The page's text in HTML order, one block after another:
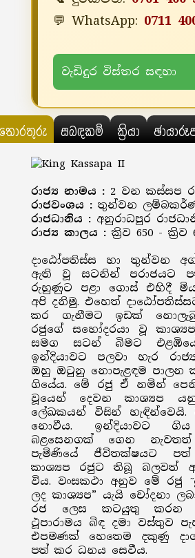
💬 WhatsApp: 0711
වැඩිදුර විස්තර සඳහා
සබඳකම් ක්‍රියා
රාජ්‍ය නාමය : 2 වන කස්සප
රාජවංශය : තුන්වන
රාජධානිය : අනුරාධපුර
රාජ්‍ය කාලය : ක්‍රිව 650 - ක්‍රිව
දාඨෝපතිස්ස හා තුන්වන
ඇති වූ සටනින් පරාජයට
රුහුණුට පළා ගොස් එහිදී
අපි දනිමු. එහෙත්
කර ගැනීමට ඉඩක්
රජුගේ සහෝදරයා වූ
සමග සටන් බිමට එළඹියේ
ඉන්දියාවට පලවා හැර
ඔහු ඔටුනු නොපැළඳම පාලන
ගියේය. මේ රජු ඒ නමින් පෙනී
වූයෙන් දෙවන කාශ්‍යප
ලේඛකයන් විසින් හැඳින්වෙයි.
නොවීය. ඉන්දියාවට ගිය
බළසෙනගක් ගෙන
පැමිණියේ ජීවිතක්ෂයට
කාශ්‍යප රජුට තිබූ බලවත්
විය. වංසකථා අනුව මේ රජු
ලද කාශ්‍යප” යැයි චෝදනා
රජ ලෙස කටයුතු කරන
ථූපාරාමය බිඳ දමා වස්තුව
එපමණක් හෙතෙම දකුණු
පත් කර ධනය සෙවීය.